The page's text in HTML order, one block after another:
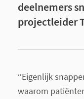
deelnemers
projectleider
“Eigenlijk
waarom